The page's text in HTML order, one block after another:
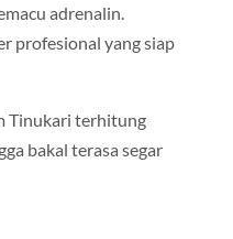
adrenalin.
profesional yang siap
Tinukari terhitung
bakal terasa segar